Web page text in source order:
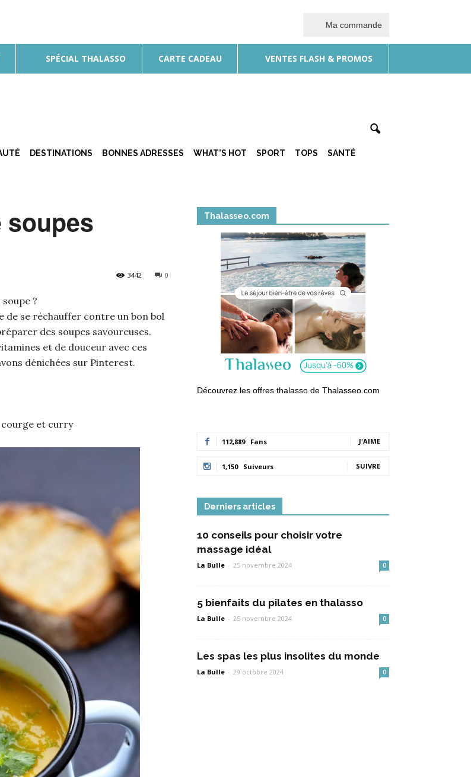
Ma commande
SPÉCIAL THALASSO CARTE CADEAU VENTES FLASH & PROMOS
DESTINATIONS BONNES ADRESSES WHAT’S HOT SPORT TOPS SANTÉ
soupes
0
3442
?
de se réchauffer contre un bon bol
des soupes savoureuses.
et de douceur avec ces
dénichées sur Pinterest.
courge et curry
Thalasseo.com
Découvrez les offres thalasso de Thalasseo.com
112,889 Fans J'AIME
1,150 Suiveurs SUIVRE
Derniers articles
10 conseils pour choisir votre
massage idéal
La Bulle - 25 novembre 2024 0
5 bienfaits du pilates en thalasso
La Bulle - 25 novembre 2024 0
Les spas les plus insolites du monde
La Bulle - 29 octobre 2024 0